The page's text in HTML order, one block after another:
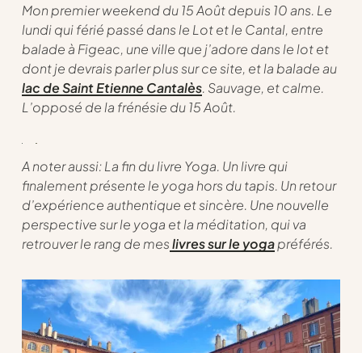
Mon premier weekend du 15 Août depuis 10 ans. Le
lundi qui férié passé dans le Lot et le Cantal, entre
balade à Figeac, une ville que j’adore dans le lot et
dont je devrais parler plus sur ce site, et la balade au
lac de Saint Etienne Cantalès. Sauvage, et calme.
L’opposé de la frénésie du 15 Août.
A noter aussi: La fin du livre Yoga. Un livre qui
finalement présente le yoga hors du tapis. Un retour
d’expérience authentique et sincère. Une nouvelle
perspective sur le yoga et la méditation, qui va
retrouver le rang de meslivres sur le yogapréférés.